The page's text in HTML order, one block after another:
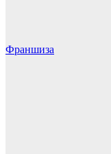
Франшиза